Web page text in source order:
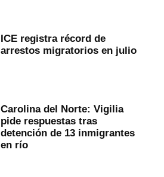
ICE registra récord de
arrestos migratorios en julio
Carolina del Norte: Vigilia
pide respuestas tras
detención de 13 inmigrantes
en río